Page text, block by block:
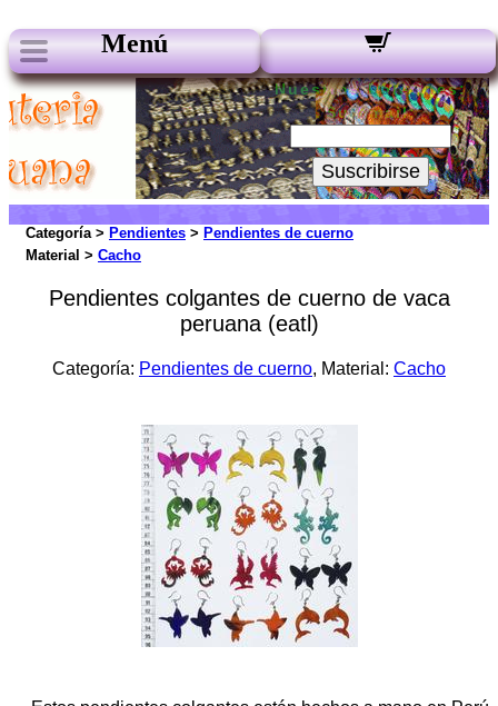
Menú
Nuestros boletines:
Su Email:
Suscribirse
Categoría > Pendientes > Pendientes de cuerno
Material > Cacho
Pendientes colgantes de cuerno de vaca
peruana (eatl)
Categoría: Pendientes de cuerno, Material: Cacho